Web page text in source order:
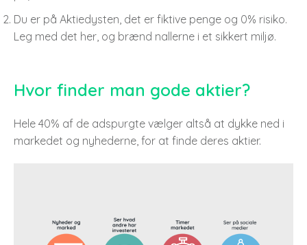
Du er på Aktiedysten, det er fiktive penge og 0% risiko.
Leg med det her, og brænd nallerne i et sikkert miljø.
Hvor finder man gode aktier?
Hele 40% af de adspurgte vælger altså at dykke ned i
markedet og nyhederne, for at finde deres aktier.